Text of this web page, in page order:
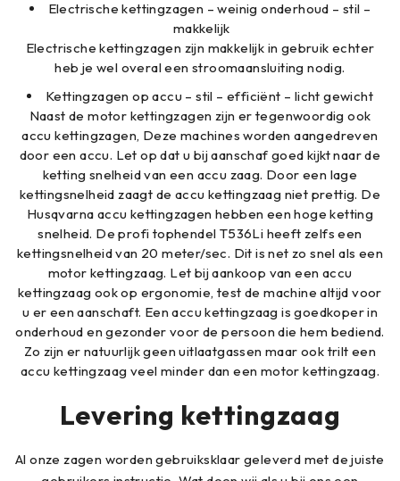
Electrische kettingzagen – weinig onderhoud – stil –
makkelijk
Electrische kettingzagen zijn makkelijk in gebruik echter
heb je wel overal een stroomaansluiting nodig.
Kettingzagen op accu – stil – efficiënt – licht gewicht
Naast de motor kettingzagen zijn er tegenwoordig ook
accu kettingzagen, Deze machines worden aangedreven
door een accu. Let op dat u bij aanschaf goed kijkt naar de
ketting snelheid van een accu zaag. Door een lage
kettingsnelheid zaagt de accu kettingzaag niet prettig. De
Husqvarna accu kettingzagen hebben een hoge ketting
snelheid. De profi tophendel T536Li heeft zelfs een
kettingsnelheid van 20 meter/sec. Dit is net zo snel als een
motor kettingzaag. Let bij aankoop van een accu
kettingzaag ook op ergonomie, test de machine altijd voor
u er een aanschaft. Een accu kettingzaag is goedkoper in
onderhoud en gezonder voor de persoon die hem bediend.
Zo zijn er natuurlijk geen uitlaatgassen maar ook trilt een
accu kettingzaag veel minder dan een motor kettingzaag.
Levering kettingzaag
Al onze zagen worden gebruiksklaar geleverd met de juiste